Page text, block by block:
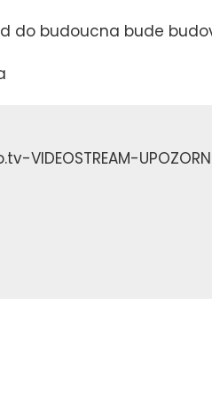
do budoucna bude